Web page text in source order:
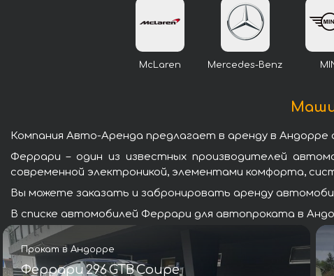
McLaren Mercedes-Benz
Компания Авто-Аренда предлагает в аренду в
Феррари – один из известных производителей
современной электроникой, элементами комфорта,
Вы можете заказать и забронировать аренду
В списке автомобилей Феррари для автопроката в
Прокат в Андорре
Феррари 296 GTB Coupe